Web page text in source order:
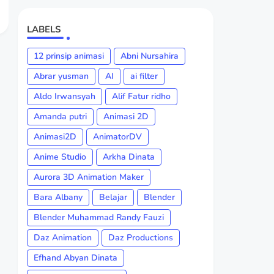
LABELS
12 prinsip animasi
Abni Nursahira
Abrar yusman
AI
ai filter
Aldo Irwansyah
Alif Fatur ridho
Amanda putri
Animasi 2D
Animasi2D
AnimatorDV
Anime Studio
Arkha Dinata
Aurora 3D Animation Maker
Bara Albany
Belajar
Blender
Blender Muhammad Randy Fauzi
Daz Animation
Daz Productions
Efhand Abyan Dinata